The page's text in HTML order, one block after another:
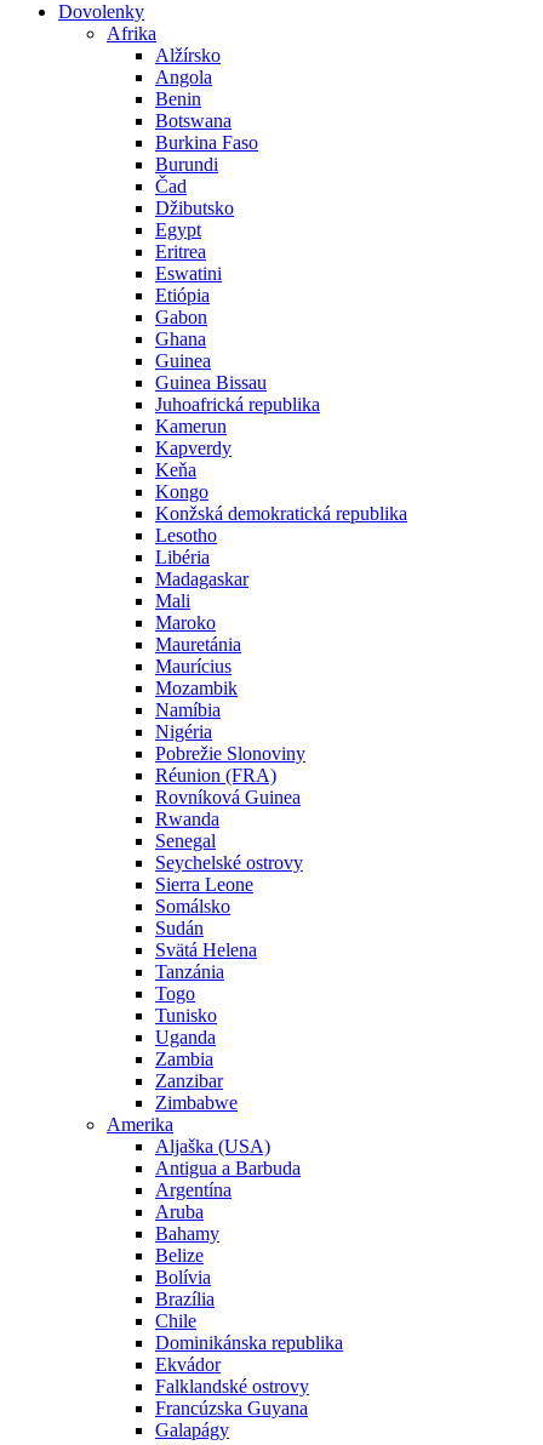
Dovolenky
Afrika
Alžírsko
Angola
Benin
Botswana
Burkina Faso
Burundi
Čad
Džibutsko
Egypt
Eritrea
Eswatini
Etiópia
Gabon
Ghana
Guinea
Guinea Bissau
Juhoafrická republika
Kamerun
Kapverdy
Keňa
Kongo
Konžská demokratická republika
Lesotho
Libéria
Madagaskar
Mali
Maroko
Mauretánia
Maurícius
Mozambik
Namíbia
Nigéria
Pobrežie Slonoviny
Réunion (FRA)
Rovníková Guinea
Rwanda
Senegal
Seychelské ostrovy
Sierra Leone
Somálsko
Sudán
Svätá Helena
Tanzánia
Togo
Tunisko
Uganda
Zambia
Zanzibar
Zimbabwe
Amerika
Aljaška (USA)
Antigua a Barbuda
Argentína
Aruba
Bahamy
Belize
Bolívia
Brazília
Chile
Dominikánska republika
Ekvádor
Falklandské ostrovy
Francúzska Guyana
Galapágy